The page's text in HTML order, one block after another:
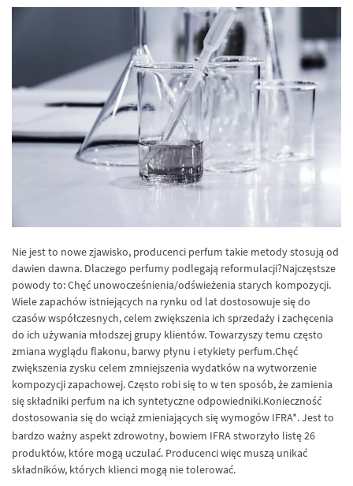
Nie jest to nowe zjawisko, producenci perfum takie metody stosują od
dawien dawna. Dlaczego perfumy podlegają reformulacji?Najczęstsze
powody to: Chęć unowocześnienia/odświeżenia starych kompozycji.
Wiele zapachów istniejących na rynku od lat dostosowuje się do
czasów współczesnych, celem zwiększenia ich sprzedaży i zachęcenia
do ich używania młodszej grupy klientów. Towarzyszy temu często
zmiana wyglądu flakonu, barwy płynu i etykiety perfum.Chęć
zwiększenia zysku celem zmniejszenia wydatków na wytworzenie
kompozycji zapachowej. Często robi się to w ten sposób, że zamienia
się składniki perfum na ich syntetyczne odpowiedniki.Konieczność
dostosowania się do wciąż zmieniających się wymogów IFRA*. Jest to
bardzo ważny aspekt zdrowotny, bowiem IFRAstworzyło listę 26
produktów, które mogą uczulać. Producenci więc muszą unikać
składników, których klienci mogą nie tolerować.